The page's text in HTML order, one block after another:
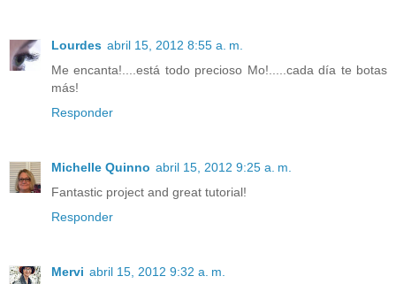
Lourdes abril 15, 2012 8:55 a. m.
Me encanta!....está todo precioso Mo!.....cada día te botas
más!
Responder
Michelle Quinno abril 15, 2012 9:25 a. m.
Fantastic project and great tutorial!
Responder
Mervi abril 15, 2012 9:32 a. m.